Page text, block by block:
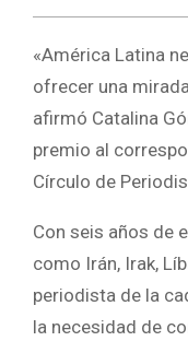
«América Latina
ofrecer una
afirmó Catalina
premio al
Círculo de
Con seis años de
como Irán, Irak,
periodista de la
la necesidad de